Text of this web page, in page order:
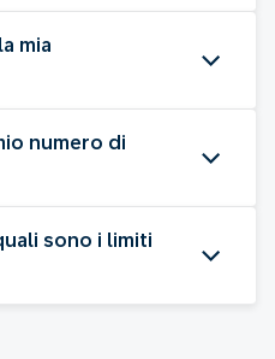
mia
numero di
sono i limiti